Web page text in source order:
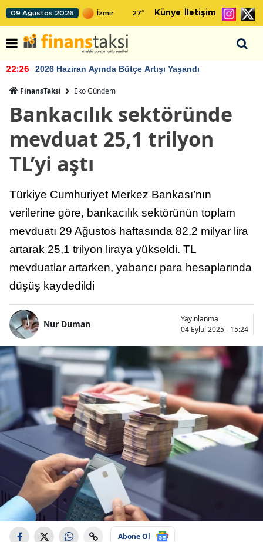
09 Ağustos 2026 27° Künye İletişim
22:26 2026 Haziran Ayında Bütçe Artışı Yaşandı
FinansTaksi Eko Gündem
Bankacılık sektöründe
mevduat 25,1 trilyon
TL’yi aştı
Türkiye Cumhuriyet Merkez Bankası’nın
verilerine göre, bankacılık sektörünün toplam
mevduatı 29 Ağustos haftasında 82,2 milyar lira
artarak 25,1 trilyon liraya yükseldi. TL
mevduatlar artarken, yabancı para hesaplarında
düşüş kaydedildi
Nur Duman
Yayınlanma
04 Eylül 2025 - 15:24
Abone Ol